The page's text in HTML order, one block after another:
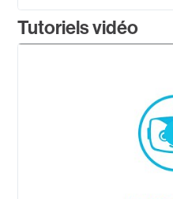
Tutoriels vidéo